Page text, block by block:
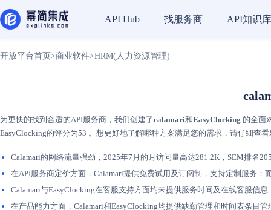
API Hub 找服务商 API知识库
开放平台首页 >商业软件>HRM(人力资源管理)
为更快的找到合适的API服务商，我们创建了calamari和EasyClocking 的全面
EasyClocking的评分为53 。想更好地了解哪种方案满足您的需求，请仔细查
Calamari的网络流量强劲，2025年7月的月访问量高达281.2K，SEM排名
在API服务商定价方面，Calamari提供免费试用及订阅制，支持定制服务
Calamari与EasyClocking在客服支持方面均未提供服务时间及在线客服信
在产品能力方面，Calamari和EasyClocking均提供缺勤管理和时间表条目